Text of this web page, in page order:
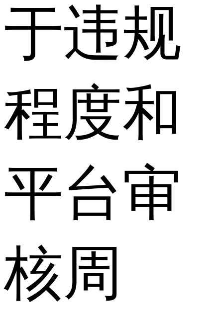
于违规
程度和
平台审
核周